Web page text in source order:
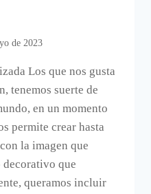
de 2023
Los que nos gusta
tenemos suerte de
en un momento
permite crear hasta
la imagen que
que
queramos incluir